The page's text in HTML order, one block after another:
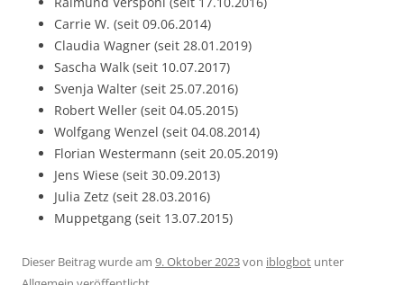
Carrie W. (seit 09.06.2014)
Claudia Wagner (seit 28.01.2019)
Sascha Walk (seit 10.07.2017)
Svenja Walter (seit 25.07.2016)
Robert Weller (seit 04.05.2015)
Wolfgang Wenzel (seit 04.08.2014)
Florian Westermann (seit 20.05.2019)
Jens Wiese (seit 30.09.2013)
Julia Zetz (seit 28.03.2016)
Muppetgang (seit 13.07.2015)
Dieser Beitrag wurde am 9. Oktober 2023von iblogbot unter